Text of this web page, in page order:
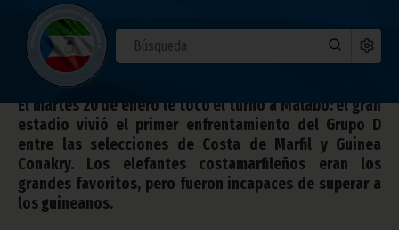
enero 21, 2015
Noticias Deportes
El martes 20 de enero le tocó el turno a Malabo: el gran
estadio vivió el primer enfrentamiento del Grupo D
entre las selecciones de Costa de Marfil y Guinea
Conakry. Los elefantes costamarfileños eran los
grandes favoritos, pero fueron incapaces de superar a
los guineanos.